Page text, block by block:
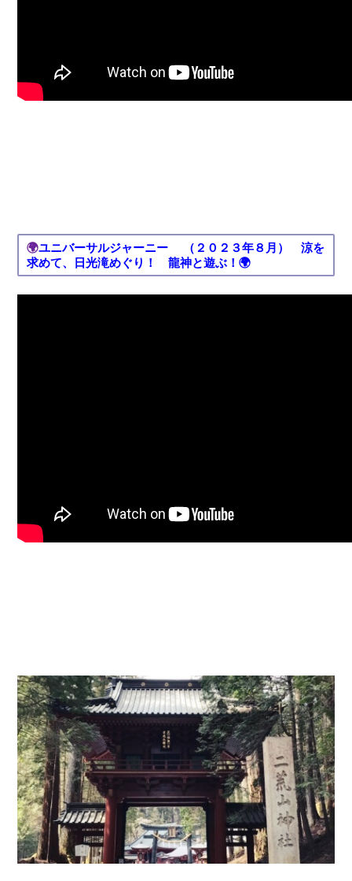
🌍ユニバーサルジャーニー （２０２３年８月） 涼を
求めて、日光滝めぐり！ 龍神と遊ぶ！🌍